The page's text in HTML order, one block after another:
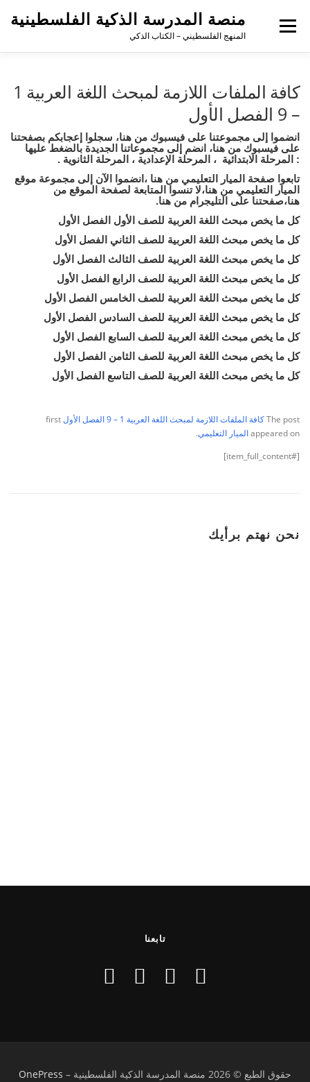
منصة المدرسة الذكية الفلسطينية
المنهج الفلسطيني – الكتاب الذكي
القائمة
كافة الملفات اللازمة لمبحث اللغة العربية 1
– 9 الفصل الأول
انضموا إلى مجموعتنا على فيسبوك من هنا، سجلوا إعجابكم بصفحتنا
على فيسبوك من هنا، انضم إلى مجموعاتنا الجديدة بالضغط عليها
:
المرحلة الابتدائية ، المرحلة الإعدادية ، المرحلة الثانوية .
تابعوا صفحة الميار التعليمي من هنا ، انضموا الآن إلى مجموعة موقع
الميار التعليمي من هنا،لا تنسوا المتابعة لصفحة الموقع من
هنا،صفحتنا على التليجرام من هنا.
كل ما يخص مبحث اللغة العربية للصف الأول الفصل الأول
كل ما يخص مبحث اللغة العربية للصف الثاني الفصل الأول
كل ما يخص مبحث اللغة العربية للصف الثالث الفصل الأول
كل ما يخص مبحث اللغة العربية للصف الرابع الفصل الأول
كل ما يخص مبحث اللغة العربية للصف الخامس الفصل الأول
كل ما يخص مبحث اللغة العربية للصف السادس الفصل الأول
كل ما يخص مبحث اللغة العربية للصف السابع الفصل الأول
كل ما يخص مبحث اللغة العربية للصف الثامن الفصل الأول
كل ما يخص مبحث اللغة العربية للصف التاسع الفصل الأول
The postكافة الملفات اللازمة لمبحث اللغة العربية 1 – 9 الفصل الأول
first
appeared onالميار التعليمي.
[#item_full_content]
نحن نهتم برأيك
تابعنا
حقوق الطبع © 2026 منصة المدرسة الذكية الفلسطينية –
OnePress